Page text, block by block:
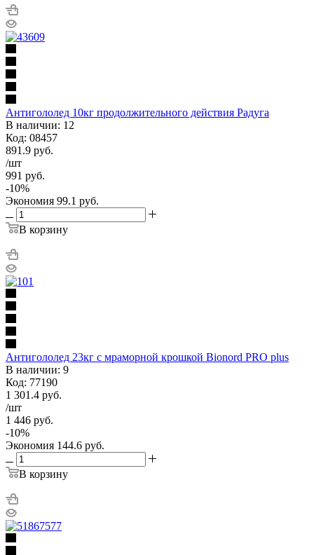
Антигололед 10кг продолжительного действия Радуга
В наличии: 12
Код: 08457
891.9 руб.
/шт
991 руб.
-10%
Экономия 99.1 руб.
В корзину
Антигололед 23кг с мраморной крошкой Bionord PRO plus
В наличии: 9
Код: 77190
1 301.4 руб.
/шт
1 446 руб.
-10%
Экономия 144.6 руб.
В корзину